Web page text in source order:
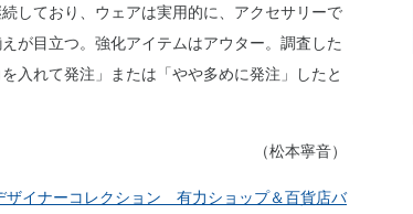
しており、ウェアは実用的に、アクセサリーで
が目立つ。強化アイテムはアウター。調査した
入れて発注」または「やや多めに発注」したと
（松本寧音）
ザイナーコレクション 有力ショップ＆百貨店バ